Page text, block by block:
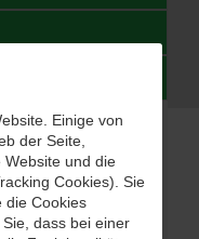
3
Einige von
der Seite,
und die
Cookies). Sie
die Cookies
dass bei einer